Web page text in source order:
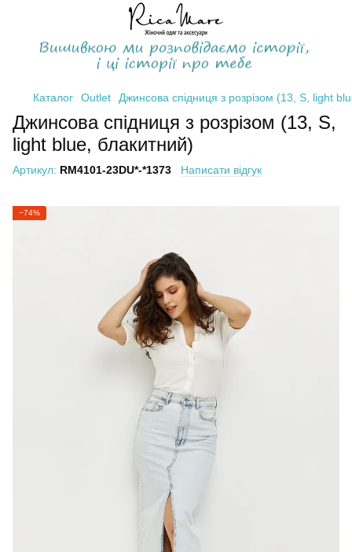
Каталог Outlet Джинсова спідниця з розрізом (13, S, light
Джинсова спідниця з розрізом (13, S,
light blue, блакитний)
Артикул: RM4101-23DU*-*1373 Написати відгук
−74%